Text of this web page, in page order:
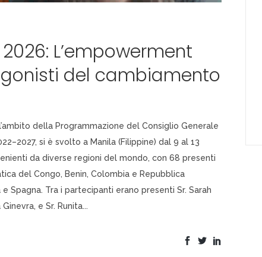
L’empowerment
del cambiamento
della Programmazione del Consiglio Generale
si è svolto a Manila (Filippine) dal 9 al 13
da diverse regioni del mondo, con 68 presenti
del Congo, Benin, Colombia e Repubblica
Spagna. Tra i partecipanti erano presenti Sr. Sarah
e Sr. Runita...